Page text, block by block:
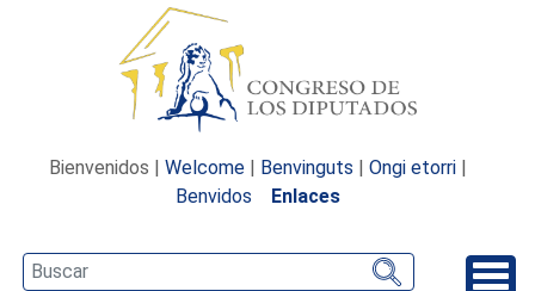
Bienvenidos | Welcome | Benvinguts | Ongi etorri |
Benvidos
Enlaces